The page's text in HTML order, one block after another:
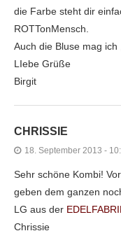
die Farbe steht dir
ROTTonMensch.
Auch die Bluse mag ich
LIebe Grüße
Birgit
CHRISSIE
18. September 2013 -
Sehr schöne Kombi!
geben dem ganzen
LG aus der
Chrissie